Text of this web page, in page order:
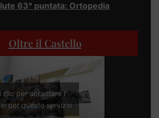
63° puntata: Ortopedia
Oltre il Castello
clic per accettare i
per questo servizio